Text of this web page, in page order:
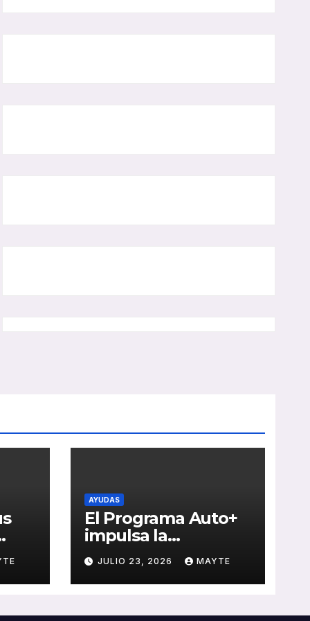
AYUDAS
El Programa Auto+
impulsa la
renovación de flotas
con ayudas a
vehículos eléctricos
JULIO 23, 2026 MAYTE